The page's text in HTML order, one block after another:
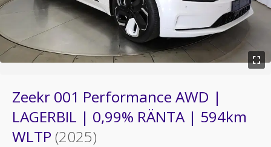
Zeekr 001 Performance AWD |
LAGERBIL | 0,99% RÄNTA | 594km
WLTP (2025)